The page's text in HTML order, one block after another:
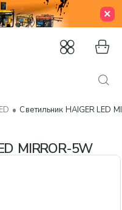
MIRROR-5W
Светильник HAIGER LED